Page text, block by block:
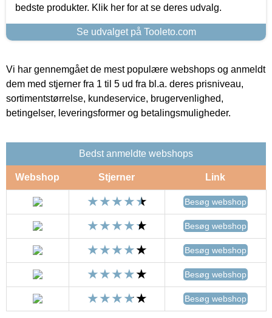
bedste produkter. Klik her for at se deres udvalg.
Se udvalget på Tooleto.com
Vi har gennemgået de mest populære webshops og anmeldt
dem med stjerner fra 1 til 5 ud fra bl.a. deres prisniveau,
sortimentstørrelse, kundeservice, brugervenlighed,
betingelser, leveringsformer og betalingsmuligheder.
Bedst anmeldte webshops
Webshop Stjerner Link
Besøg webshop
Besøg webshop
Besøg webshop
Besøg webshop
Besøg webshop